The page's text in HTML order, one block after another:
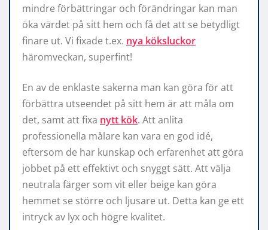
mindre förbättringar och förändringar kan man
öka värdet på sitt hem och få det att se betydligt
finare ut. Vi fixade t.ex. nya köksluckor
häromveckan, superfint!
En av de enklaste sakerna man kan göra för att
förbättra utseendet på sitt hem är att måla om
det, samt att fixa nytt kök. Att anlita
professionella målare kan vara en god idé,
eftersom de har kunskap och erfarenhet att göra
jobbet på ett effektivt och snyggt sätt. Att välja
neutrala färger som vit eller beige kan göra
hemmet se större och ljusare ut. Detta kan ge ett
intryck av lyx och högre kvalitet.